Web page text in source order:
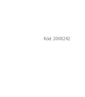
Kód:2008242